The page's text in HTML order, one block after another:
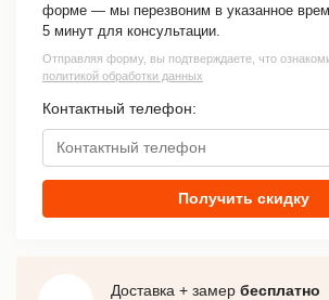
форме — мы перезвоним в указанное
5 минут для консультации.
Отправляя форму, вы подтверждаете, что
политикой обработки данных
Контактный телефон:
Получить скидку
Доставка + замер бесплатно